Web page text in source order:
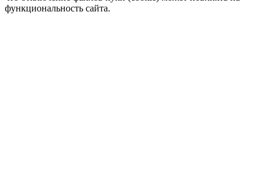
функциональность сайта.